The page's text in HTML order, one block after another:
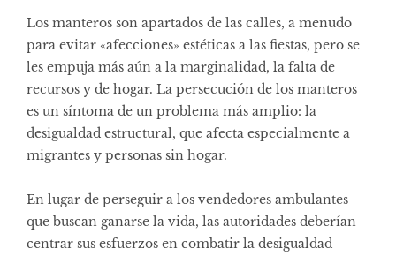
Los manteros son apartados de las calles, a menudo
para evitar «afecciones» estéticas a las fiestas, pero se
les empuja más aún a la marginalidad, la falta de
recursos y de hogar. La persecución de los manteros
es un síntoma de un problema más amplio: la
desigualdad estructural, que afecta especialmente a
migrantes y personas sin hogar.
En lugar de perseguir a los vendedores ambulantes
que buscan ganarse la vida, las autoridades deberían
centrar sus esfuerzos en combatir la desigualdad